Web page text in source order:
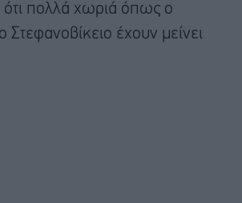
ότι πολλά χωριά όπως ο
Στεφανοβίκειο έχουν μείνει